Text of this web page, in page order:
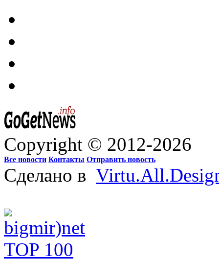
Copyright © 2012-2026
Все новости Контакты Отправить новость
Сделано в